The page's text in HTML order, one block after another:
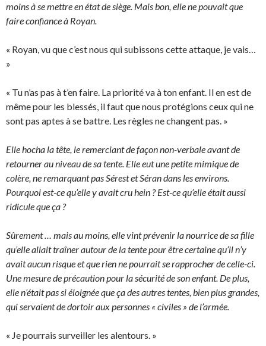
moins à se mettre en état de siège. Mais bon, elle ne pouvait que
faire confiance à Royan.
« Royan, vu que c’est nous qui subissons cette attaque, je vais…
»
« Tu n’as pas à t’en faire. La priorité va à ton enfant. Il en est de
même pour les blessés, il faut que nous protégions ceux qui ne
sont pas aptes à se battre. Les règles ne changent pas. »
Elle hocha la tête, le remerciant de façon non-verbale avant de
retourner au niveau de sa tente. Elle eut une petite mimique de
colère, ne remarquant pas Sérest et Séran dans les environs.
Pourquoi est-ce qu’elle y avait cru hein ? Est-ce qu’elle était aussi
ridicule que ça ?
Sûrement … mais au moins, elle vint prévenir la nourrice de sa fille
qu’elle allait traîner autour de la tente pour être certaine qu’il n’y
avait aucun risque et que rien ne pourrait se rapprocher de celle-ci.
Une mesure de précaution pour la sécurité de son enfant. De plus,
elle n’était pas si éloignée que ça des autres tentes, bien plus grandes,
qui servaient de dortoir aux personnes « civiles » de l’armée.
« Je pourrais surveiller les alentours. »